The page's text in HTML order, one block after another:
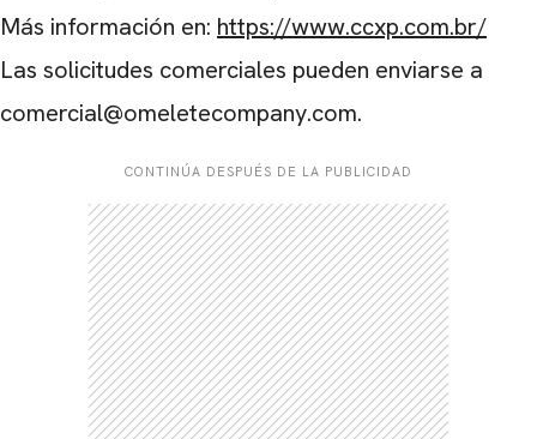
Más información en: https://www.ccxp.com.br/
Las solicitudes comerciales pueden enviarse a
comercial@omeletecompany.com.
CONTINÚA DESPUÉS DE LA PUBLICIDAD